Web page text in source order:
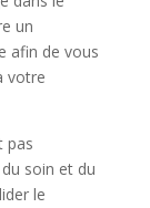
un
afin de vous
votre
pas
soin et du
le